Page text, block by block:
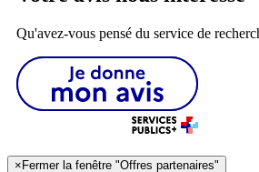
Qu'avez-vous pensé du service de
× Fermer la fenêtre "Offres partenaires"